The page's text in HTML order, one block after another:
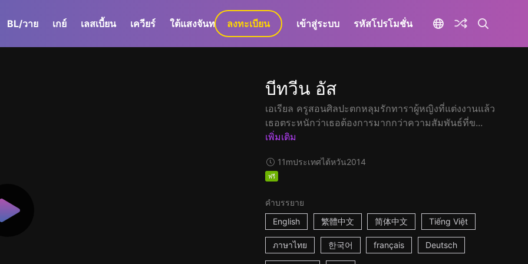
BL/วาย เกย์ เลสเบี้ยน เควียร์ ใต้แสงจันทร์ GaLa+
ลงทะเบียน เข้าสู่ระบบ รหัสโปรโมชั่น
บีทวีน อัส
เอเรียล ครูสอนศิลปะตกหลุมรักทาราผู้หญิงที่แต่งงานแล้ว
เธอตระหนักว่าเธอต้องการมากกว่าความสัมพันธ์ที่ข...
เพิ่มเติม
11mประเทศไต้หวัน2014
ฟรี
คำบรรยาย
English
繁體中文 简体中文 Tiếng Việt
ภาษาไทย 한국어 français Deutsch